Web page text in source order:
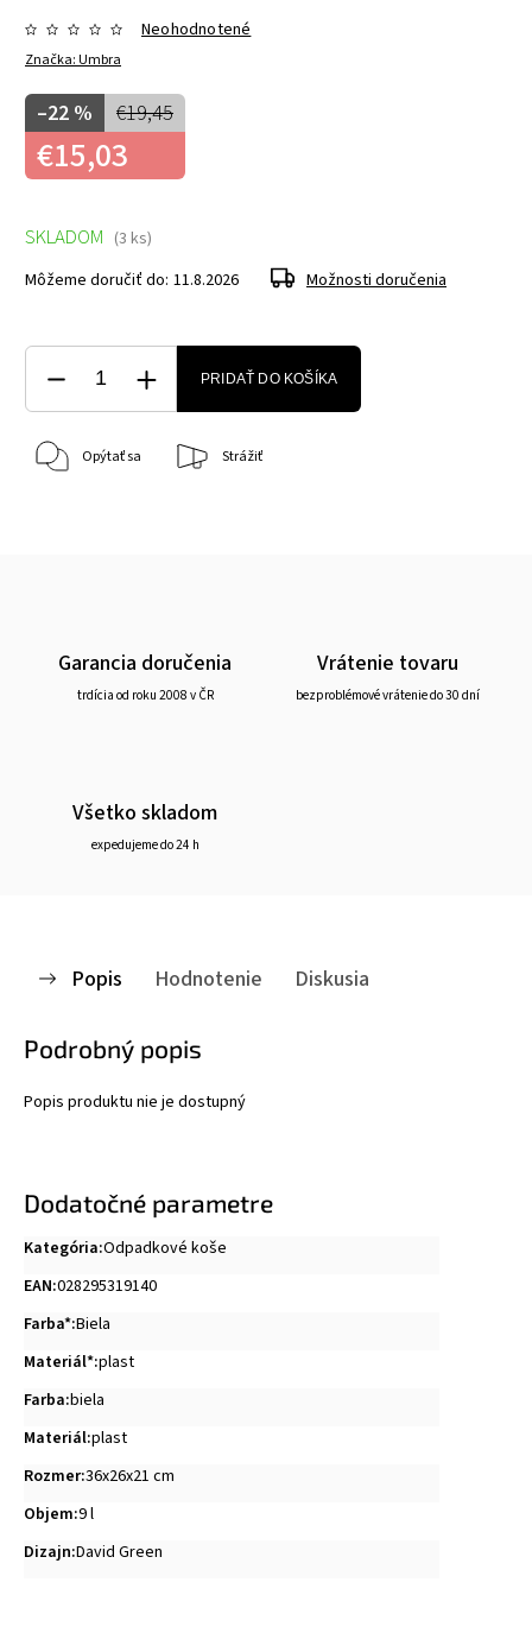
Značka:Umbra
Neohodnotené
€19,45
–22 %
€15,03
SKLADOM (3 ks)
Môžeme doručiť do: 11.8.2026 Možnosti doručenia
PRIDAŤ DO KOŠÍKA
Opýtať sa Strážiť
Garancia doručenia
trdícia od roku 2008 v ČR
Vrátenie tovaru
bezproblémové vrátenie do 30 dní
Všetko skladom
expedujeme do 24 h
Popis Hodnotenie Diskusia
Podrobný popis
Popis produktu nie je dostupný
Dodatočné parametre
Kategória:Odpadkové koše
EAN:028295319140
Farba*:Biela
Materiál*:plast
Farba:biela
Materiál:plast
Rozmer:36x26x21 cm
Objem:9 l
Dizajn:David Green